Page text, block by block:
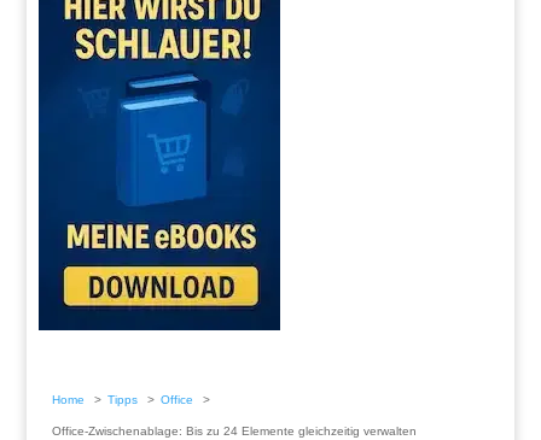
Home Tipps Office
Office-Zwischenablage: Bis zu 24 Elemente gleichzeitig verwalten